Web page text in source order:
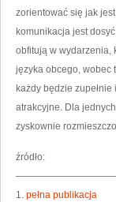
zorientować się jak
komunikacja jest
obfitują w wydarzenia,
języka obcego, wobec
każdy będzie
atrakcyjne. Dla
zyskownie
źródło:
1. pełna publikacja